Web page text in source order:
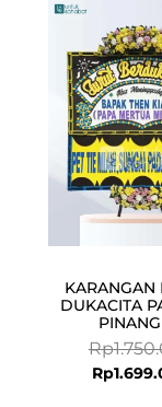
KARANGAN
DUKACITA
Rp
Rp